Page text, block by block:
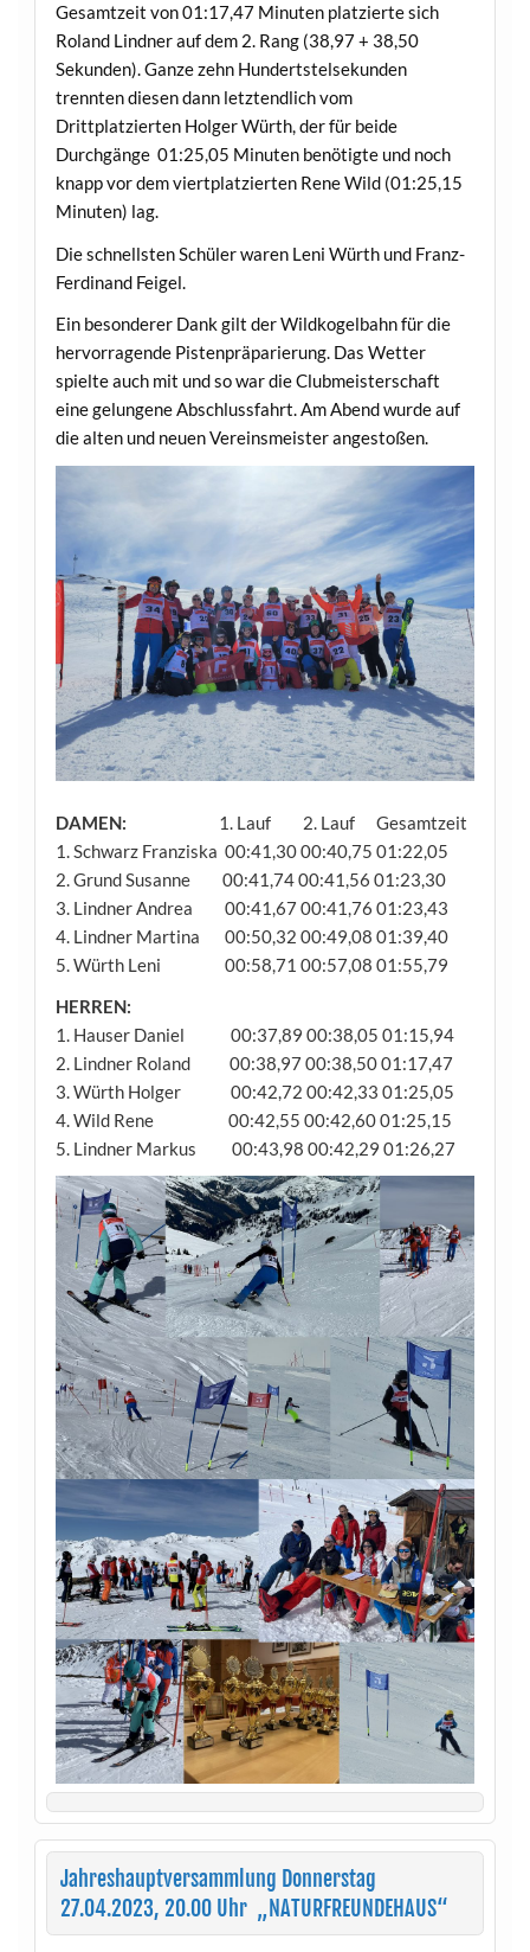
Gesamtzeit von 01:17,47 Minuten platzierte sich
Roland Lindner auf dem 2. Rang (38,97 + 38,50
Sekunden). Ganze zehn Hundertstelsekunden
trennten diesen dann letztendlich vom
Drittplatzierten Holger Würth, der für beide
Durchgänge 01:25,05 Minuten benötigte und noch
knapp vor dem viertplatzierten Rene Wild (01:25,15
Minuten) lag.
Die schnellsten Schüler waren Leni Würth und Franz-
Ferdinand Feigel.
Ein besonderer Dank gilt der Wildkogelbahn für die
hervorragende Pistenpräparierung. Das Wetter
spielte auch mit und so war die Clubmeisterschaft
eine gelungene Abschlussfahrt. Am Abend wurde auf
die alten und neuen Vereinsmeister angestoßen.
DAMEN: 1. Lauf 2. Lauf Gesamtzeit
1. Schwarz Franziska 00:41,30 00:40,75 01:22,05
2. Grund Susanne 00:41,74 00:41,56 01:23,30
3. Lindner Andrea 00:41,67 00:41,76 01:23,43
4. Lindner Martina 00:50,32 00:49,08 01:39,40
5. Würth Leni 00:58,71 00:57,08 01:55,79
HERREN:
1. Hauser Daniel 00:37,89 00:38,05 01:15,94
2. Lindner Roland 00:38,97 00:38,50 01:17,47
3. Würth Holger 00:42,72 00:42,33 01:25,05
4. Wild Rene 00:42,55 00:42,60 01:25,15
5. Lindner Markus 00:43,98 00:42,29 01:26,27
Jahreshauptversammlung Donnerstag
27.04.2023, 20.00 Uhr „NATURFREUNDEHAUS“